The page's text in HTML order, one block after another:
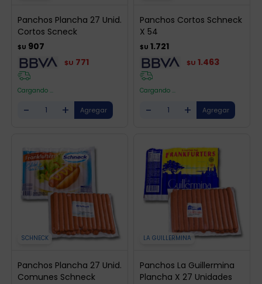
Panchos Plancha 27 Unid.
Cortos Scneck
$U 907
$U 771
Cargando ...
- +
Panchos Cortos Schneck
X 54
$U 1.721
$U 1.463
Cargando ...
- +
SCHNECK
Panchos Plancha 27 Unid.
Comunes Schneck
LA GUILLERMINA
Panchos La Guillermina
Plancha X 27 Unidades